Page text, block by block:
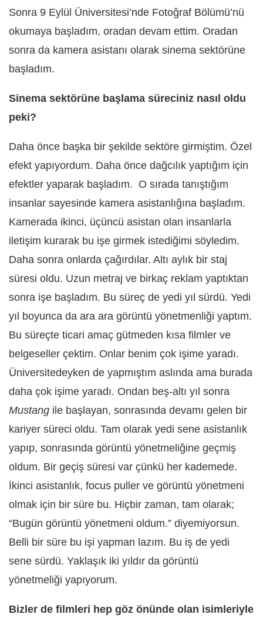
Sonra 9 Eylül Üniversitesi’nde Fotoğraf Bölümü’nü
okumaya başladım, oradan devam ettim. Oradan
sonra da kamera asistanı olarak sinema sektörüne
başladım.
Sinema sektörüne başlama süreciniz nasıl oldu
peki?
Daha önce başka bir şekilde sektöre girmiştim. Özel
efekt yapıyordum. Daha önce dağcılık yaptığım için
efektler yaparak başladım. O sırada tanıştığım
insanlar sayesinde kamera asistanlığına başladım.
Kamerada ikinci, üçüncü asistan olan insanlarla
iletişim kurarak bu işe girmek istediğimi söyledim.
Daha sonra onlarda çağırdılar. Altı aylık bir staj
süresi oldu. Uzun metraj ve birkaç reklam yaptıktan
sonra işe başladım. Bu süreç de yedi yıl sürdü. Yedi
yıl boyunca da ara ara görüntü yönetmenliği yaptım.
Bu süreçte ticari amaç gütmeden kısa filmler ve
belgeseller çektim. Onlar benim çok işime yaradı.
Üniversitedeyken de yapmıştım aslında ama burada
daha çok işime yaradı. Ondan beş-altı yıl sonra
Mustang ile başlayan, sonrasında devamı gelen bir
kariyer süreci oldu. Tam olarak yedi sene asistanlık
yapıp, sonrasında görüntü yönetmeliğine geçmiş
oldum. Bir geçiş süresi var çünkü her kademede.
İkinci asistanlık, focus puller ve görüntü yönetmeni
olmak için bir süre bu. Hiçbir zaman, tam olarak;
“Bugün görüntü yönetmeni oldum.” diyemiyorsun.
Belli bir süre bu işi yapman lazım. Bu iş de yedi
sene sürdü. Yaklaşık iki yıldır da görüntü
yönetmeliği yapıyorum.
Bizler de filmleri hep göz önünde olan isimleriyle